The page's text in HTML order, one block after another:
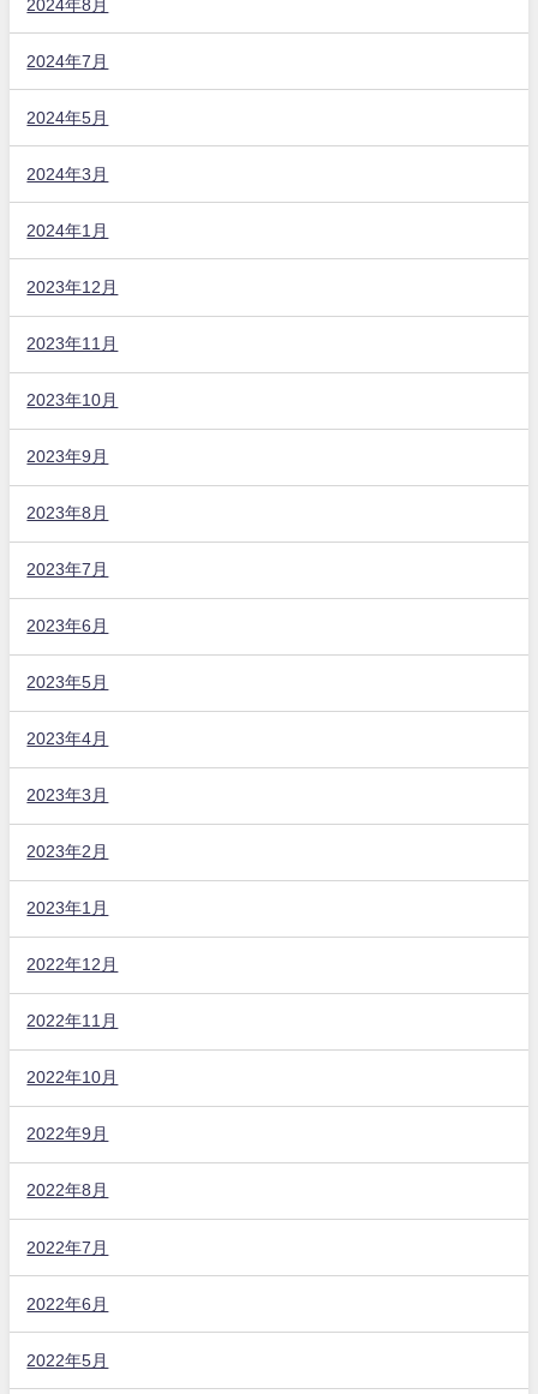
2024年8月
2024年7月
2024年5月
2024年3月
2024年1月
2023年12月
2023年11月
2023年10月
2023年9月
2023年8月
2023年7月
2023年6月
2023年5月
2023年4月
2023年3月
2023年2月
2023年1月
2022年12月
2022年11月
2022年10月
2022年9月
2022年8月
2022年7月
2022年6月
2022年5月